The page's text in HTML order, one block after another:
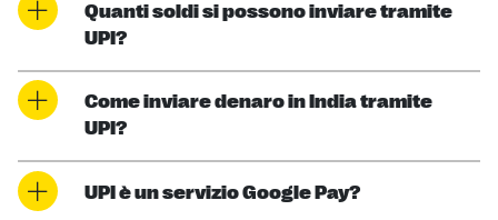
Quanti soldi si possono inviare tramite
UPI?
Come inviare denaro in India tramite
UPI?
UPI è un servizio Google Pay?